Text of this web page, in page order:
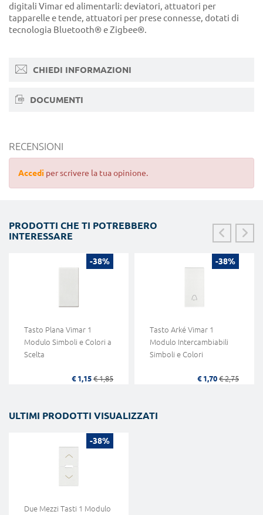
digitali Vimar ed alimentarli: deviatori, attuatori per
tapparelle e tende, attuatori per prese connesse, dotati di
tecnologia Bluetooth® e Zigbee®.
CHIEDI INFORMAZIONI
DOCUMENTI
RECENSIONI
Accedi per scrivere la tua opinione.
PRODOTTI CHE TI POTREBBERO
INTERESSARE
-38%
Tasto Plana Vimar 1
Modulo Simboli e Colori a
Scelta
€ 1,15 € 1,85
-38%
Tasto Arké Vimar 1
Modulo Intercambiabili
Simboli e Colori
€ 1,70 € 2,75
ULTIMI PRODOTTI VISUALIZZATI
-38%
Due Mezzi Tasti 1 Modulo